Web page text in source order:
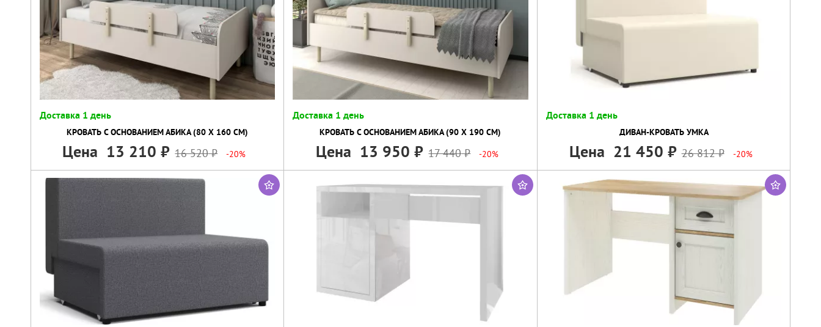
Доставка 1 день
КРОВАТЬ С ОСНОВАНИЕМ АБИКА (80 Х 160 СМ)
Цена 13 210 16 520 -20%
Доставка 1 день
КРОВАТЬ С ОСНОВАНИЕМ АБИКА (90 Х 190 СМ)
Цена 13 950 17 440 -20%
Доставка 1 день
ДИВАН-КРОВАТЬ УМКА
Цена 21 450 26 812 -20%